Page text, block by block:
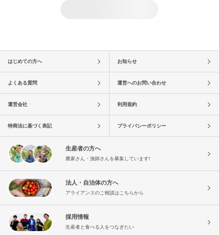
はじめての方へ お知らせ
よくある質問 運営へのお問い合わせ
運営会社 利用規約
特商法に基づく表記 プライバシーポリシー
生産者の方へ
農家さん・漁師さんを募集しています!
法人・自治体の方へ
アライアンスのご相談はこちらから
採用情報
生産者と食べる人をつなぎたい